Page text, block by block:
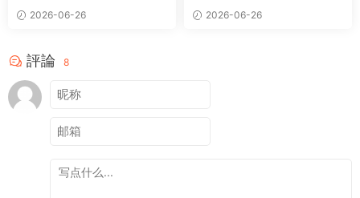
軟件2026-06-26
計和布局軟件
2026-06-26
評論 8